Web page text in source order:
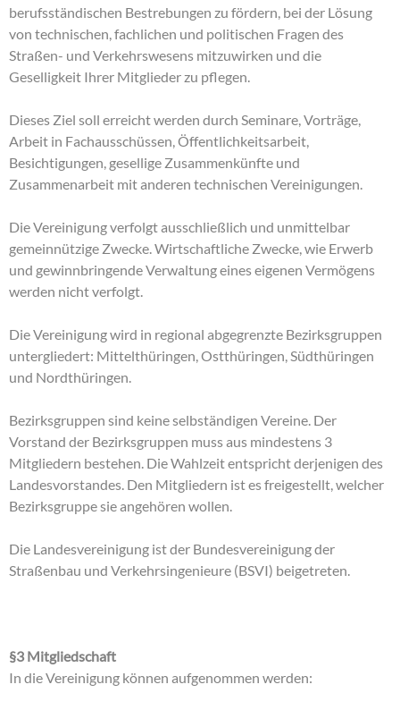
berufsständischen Bestrebungen zu fördern, bei der Lösung
von technischen, fachlichen und politischen Fragen des
Straßen- und Verkehrswesens mitzuwirken und die
Geselligkeit Ihrer Mitglieder zu pflegen.
Dieses Ziel soll erreicht werden durch Seminare, Vorträge,
Arbeit in Fachausschüssen, Öffentlichkeitsarbeit,
Besichtigungen, gesellige Zusammenkünfte und
Zusammenarbeit mit anderen technischen Vereinigungen.
Die Vereinigung verfolgt ausschließlich und unmittelbar
gemeinnützige Zwecke. Wirtschaftliche Zwecke, wie Erwerb
und gewinnbringende Verwaltung eines eigenen Vermögens
werden nicht verfolgt.
Die Vereinigung wird in regional abgegrenzte Bezirksgruppen
untergliedert: Mittelthüringen, Ostthüringen, Südthüringen
und Nordthüringen.
Bezirksgruppen sind keine selbständigen Vereine. Der
Vorstand der Bezirksgruppen muss aus mindestens 3
Mitgliedern bestehen. Die Wahlzeit entspricht derjenigen des
Landesvorstandes. Den Mitgliedern ist es freigestellt, welcher
Bezirksgruppe sie angehören wollen.
Die Landesvereinigung ist der Bundesvereinigung der
Straßenbau und Verkehrsingenieure (BSVI) beigetreten.
§3 Mitgliedschaft
In die Vereinigung können aufgenommen werden: